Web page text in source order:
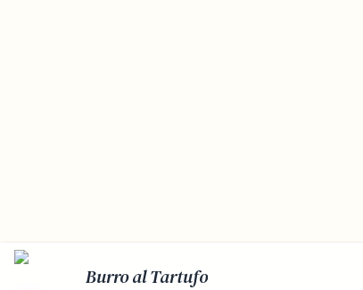
Burro al Tartufo